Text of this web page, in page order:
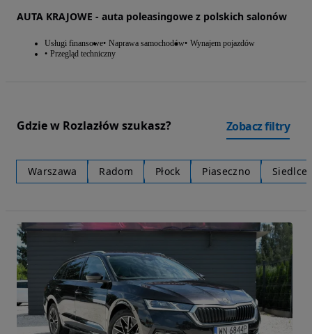
AUTA KRAJOWE - auta poleasingowe z polskich salonów
Usługi finansowe Naprawa samochodów Wynajem pojazdów
Przegląd techniczny
Gdzie w Rozlazłów szukasz? Zobacz filtry
Warszawa Radom Płock Piaseczno Siedlce